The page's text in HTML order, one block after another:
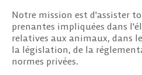
Notre mission est d'assister
prenantes impliquées dans
relatives aux animaux, dans
la législation, de la
normes privées.